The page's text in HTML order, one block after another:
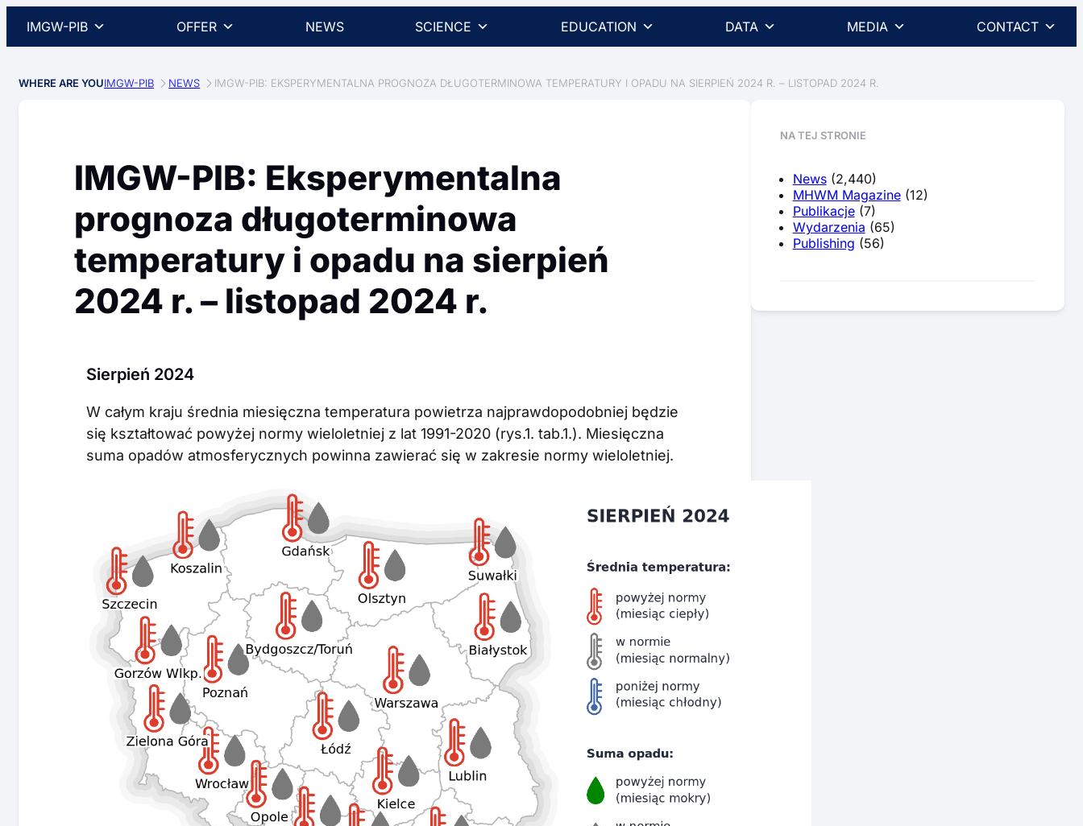
IMGW-PIB OFFER NEWS SCIENCE EDUCATION DATA MEDIA CONTACT
WHERE ARE YOUIMGW-PIB NEWS IMGW-PIB: EKSPERYMENTALNA PROGNOZA DŁUGOTERMINOWA TEMPERATURY I OPADU NA SIERPIEŃ 2024 R. – LISTOPAD 2024 R.
IMGW-PIB: Eksperymentalna
prognoza długoterminowa
temperatury i opadu na sierpień
2024 r. – listopad 2024 r.
Sierpień 2024
W całym kraju średnia miesięczna temperatura powietrza najprawdopodobniej będzie
się kształtować powyżej normy wieloletniej z lat 1991-2020 (rys.1. tab.1.). Miesięczna
suma opadów atmosferycznych powinna zawierać się w zakresie normy wieloletniej.
NA TEJ STRONIE
News(2,440)
MHWM Magazine(12)
Publikacje(7)
Wydarzenia (65)
Publishing (56)